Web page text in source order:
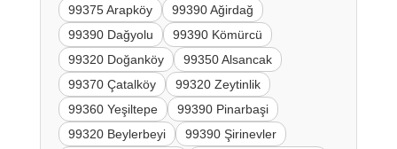
99375 Arapköy
99390 Ağirdağ
99390 Dağyolu
99390 Kömürcü
99320 Doğanköy
99350 Alsancak
99370 Çatalköy
99320 Zeytinlik
99360 Yeşiltepe
99390 Pinarbaşi
99320 Beylerbeyi
99390 Şirinevler